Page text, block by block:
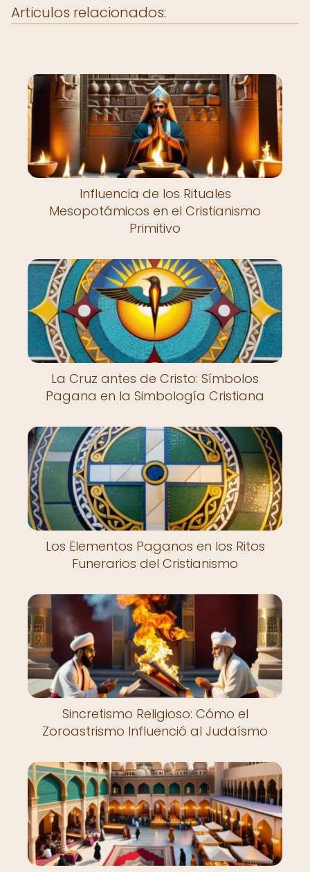
Articulos relacionados:
Influencia de los Rituales
Mesopotámicos en el Cristianismo
Primitivo
La Cruz antes de Cristo: Símbolos
Pagana en la Simbología Cristiana
Los Elementos Paganos en los Ritos
Funerarios del Cristianismo
Sincretismo Religioso: Cómo el
Zoroastrismo Influenció al Judaísmo